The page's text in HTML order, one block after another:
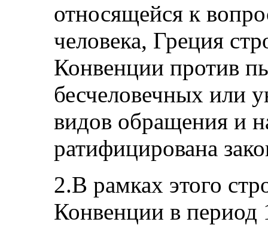
относящейся к
человека, Греция
Конвенции против
бесчеловечных или
видов обращения и
ратифицирована
2.В рамках этого
Конвенции в период